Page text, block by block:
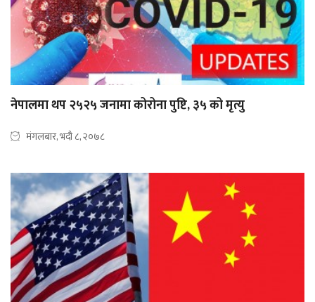
नेपालमा थप २५२५ जनामा कोरोना पुष्टि, ३५ को मृत्यु
मंगलबार, भदौ ८, २०७८